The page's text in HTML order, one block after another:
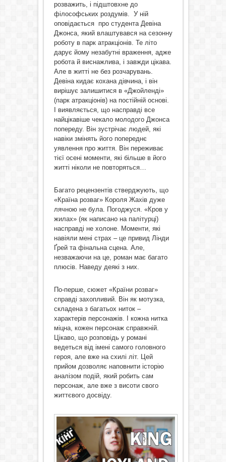
розважить, і підштовхне до
філософських роздумів. У ній
оповідається про студента Девіна
Джонса, який влаштувався на сезонну
роботу в парк атракціонів. Те літо
дарує йому незабутні враження, адже
робота й виснажлива, і завжди цікава.
Але в житті не без розчарувань.
Девіна кидає кохана дівчина, і він
вирішує залишитися в «Джойленді»
(парк атракціонів) на постійній основі.
І виявляється, що насправді все
найцікавіше чекало молодого Джонса
попереду. Він зустрічає людей, які
навіки змінять його попереднє
уявлення про життя. Він переживає
тієї осені моменти, які більше в його
житті ніколи не повторяться…
Багато рецензентів стверджують, що
«Країна розваг» Короля Жахів дуже
лячною не була. Погоджуся. «Кров у
жилах» (як написано на палітурці)
насправді не холоне. Моменти, які
навіяли мені страх – це привид Лінди
Ґрей та фінальна сцена. Але,
незважаючи на це, роман має багато
плюсів. Наведу деякі з них.
По-перше, сюжет «Країни розваг»
справді захопливий. Він як мотузка,
складена з багатьох ниток –
характерів персонажів. І кожна нитка
міцна, кожен персонаж справжній.
Цікаво, що розповідь у романі
ведеться від імені самого головного
героя, але вже на схилі літ. Цей
прийом дозволяє наповнити історію
аналізом подій, який робить сам
персонаж, але вже з висоти свого
життєвого досвіду.